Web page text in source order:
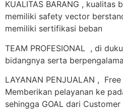
KUALITAS BARANG ,
memiliki safety vector
memiliki sertifikasi beban
TEAM PROFESIONAL , di
bidangnya serta
LAYANAN PENJUALAN ,
Memberikan pelayanan ke
sehingga GOAL dari